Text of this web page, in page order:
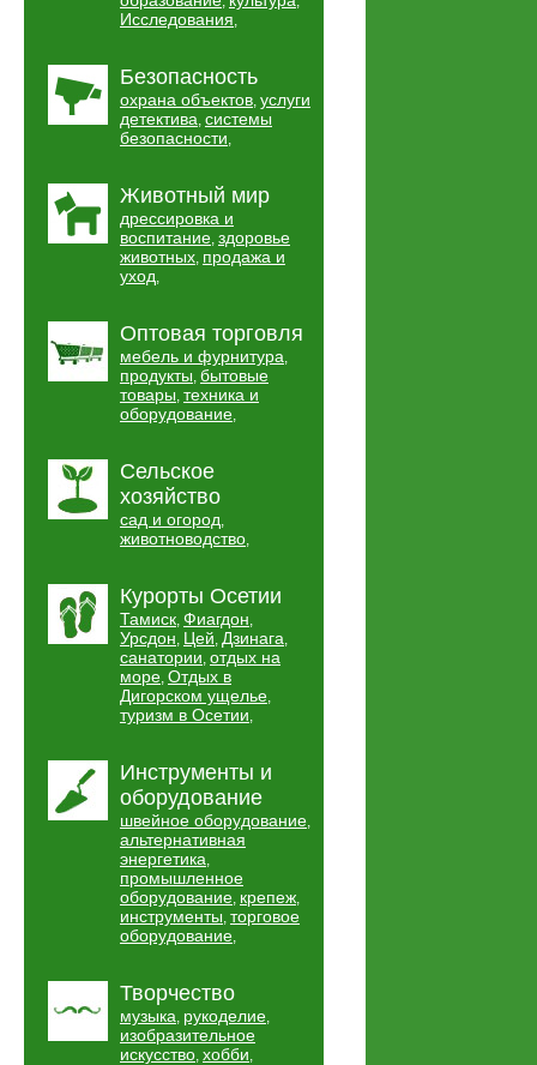
Исследования,
Безопасность
охрана объектов, услуги
детектива, системы
безопасности,
Животный мир
дрессировка и
воспитание, здоровье
животных, продажа и
уход,
Оптовая торговля
мебель и фурнитура,
продукты, бытовые
товары, техника и
оборудование,
Сельское
хозяйство
сад и огород,
животноводство,
Курорты Осетии
Тамиск, Фиагдон,
Урсдон, Цей, Дзинага,
санатории, отдых на
море, Отдых в
Дигорском ущелье,
туризм в Осетии,
Инструменты и
оборудование
швейное оборудование,
альтернативная
энергетика,
промышленное
оборудование, крепеж,
инструменты, торговое
оборудование,
Творчество
музыка, рукоделие,
изобразительное
искусство, хобби,